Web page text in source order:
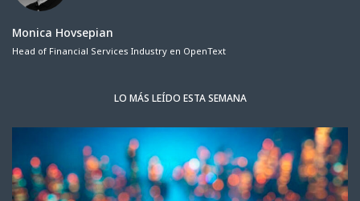
Monica Hovsepian
Head of Financial Services Industry en OpenText
LO MÁS LEÍDO ESTA SEMANA